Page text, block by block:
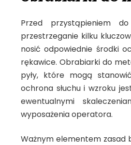
Przed przystąpieniem
przestrzeganie kilku
nosić odpowiednie środki
rękawice. Obrabiarki do
pyły, które mogą
ochrona słuchu i wzroku
ewentualnymi
wyposażenia operatora.
Ważnym elementem zasad